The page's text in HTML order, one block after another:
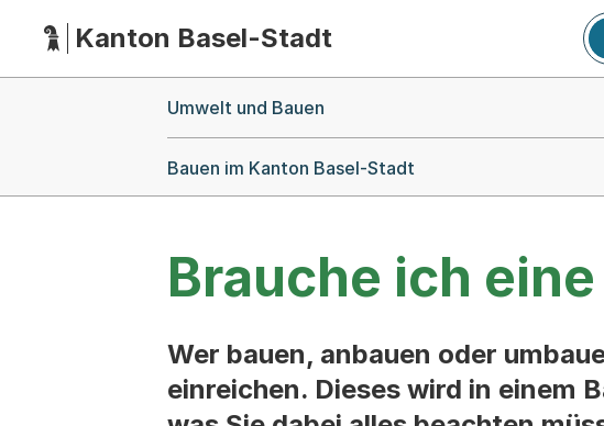
HauptnavigationKanton Basel-Stadt
Umwelt und Bauen
Bauen im Kanton Basel-Stadt
Brauche ich
Wer bauen, anbauen oder
einreichen. Dieses wird in einem